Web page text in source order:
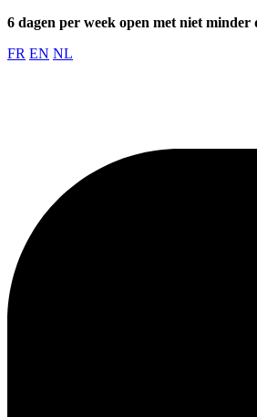
6 dagen per week open met niet minder
FR EN NL